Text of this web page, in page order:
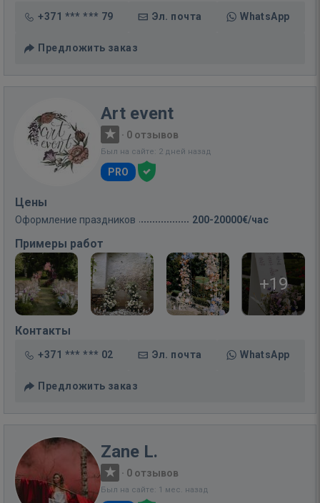
+371 *** *** 79 Эл. почта WhatsApp
Предложить заказ
Art event
· 0 отзывов
Был на сайте: 2 дней назад
PRO
Цены
Оформление праздников 200-20000€/час
Примеры работ
+19
Контакты
+371 *** *** 02 Эл. почта WhatsApp
Предложить заказ
Zane L.
· 0 отзывов
Был на сайте: 1 мес. назад